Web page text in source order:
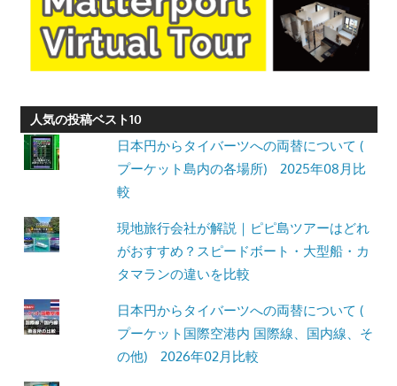
人気の投稿ベスト10
日本円からタイバーツへの両替について (
プーケット島内の各場所) 2025年08月比
較
現地旅行会社が解説｜ピピ島ツアーはどれ
がおすすめ？スピードボート・大型船・カ
タマランの違いを比較
日本円からタイバーツへの両替について (
プーケット国際空港内 国際線、国内線、そ
の他) 2026年02月比較